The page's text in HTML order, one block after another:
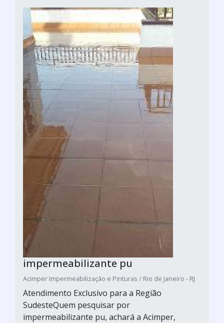
impermeabilizante pu
Acimper Impermeabilização e Pinturas / Rio de Janeiro - RJ
Atendimento Exclusivo para a Região
SudesteQuem pesquisar por
impermeabilizante pu, achará a Acimper,